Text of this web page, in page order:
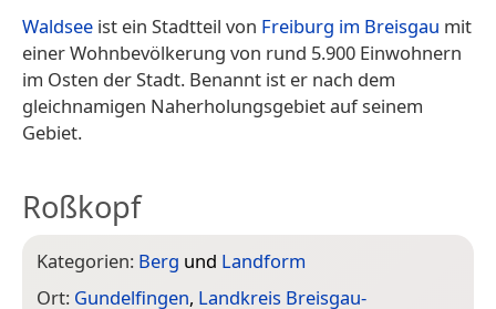
Waldsee ist ein Stadtteil von Freiburg im Breisgau mit
einer Wohnbevölkerung von rund 5.900 Einwohnern
im Osten der Stadt. Benannt ist er nach dem
gleichnamigen Naherholungsgebiet auf seinem
Gebiet.
Roßkopf
Kategorien: Berg und Landform
Ort: Gundelfingen, Landkreis Breisgau-